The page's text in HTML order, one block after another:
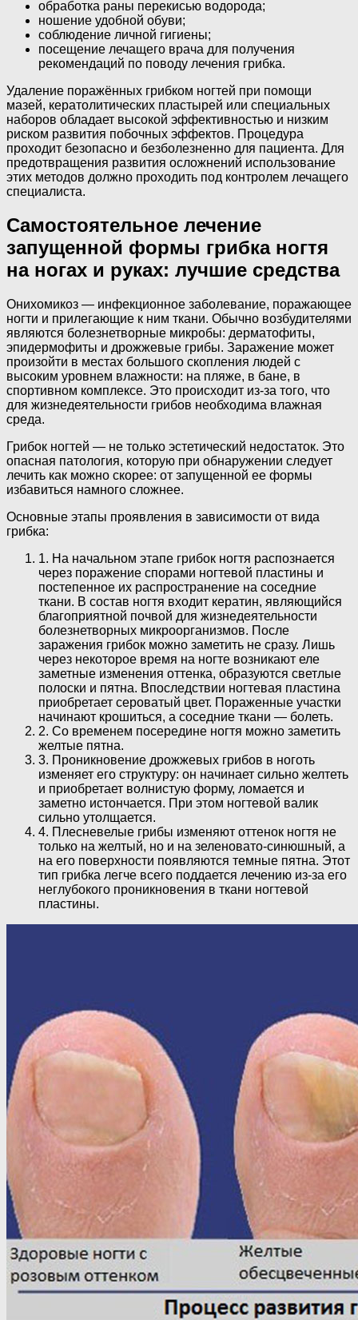
обработка раны перекисью водорода;
ношение удобной обуви;
соблюдение личной гигиены;
посещение лечащего врача для получения
рекомендаций по поводу лечения грибка.
Удаление поражённых грибком ногтей при помощи
мазей, кератолитических пластырей или специальных
наборов обладает высокой эффективностью и низким
риском развития побочных эффектов. Процедура
проходит безопасно и безболезненно для пациента. Для
предотвращения развития осложнений использование
этих методов должно проходить под контролем лечащего
специалиста.
Самостоятельное лечение
запущенной формы грибка ногтя
на ногах и руках: лучшие средства
Онихомикоз — инфекционное заболевание, поражающее
ногти и прилегающие к ним ткани. Обычно возбудителями
являются болезнетворные микробы: дерматофиты,
эпидермофиты и дрожжевые грибы. Заражение может
произойти в местах большого скопления людей с
высоким уровнем влажности: на пляже, в бане, в
спортивном комплексе. Это происходит из-за того, что
для жизнедеятельности грибов необходима влажная
среда.
Грибок ногтей — не только эстетический недостаток. Это
опасная патология, которую при обнаружении следует
лечить как можно скорее: от запущенной ее формы
избавиться намного сложнее.
Основные этапы проявления в зависимости от вида
грибка:
1. На начальном этапе грибок ногтя распознается
через поражение спорами ногтевой пластины и
постепенное их распространение на соседние
ткани. В состав ногтя входит кератин, являющийся
благоприятной почвой для жизнедеятельности
болезнетворных микроорганизмов. После
заражения грибок можно заметить не сразу. Лишь
через некоторое время на ногте возникают еле
заметные изменения оттенка, образуются светлые
полоски и пятна. Впоследствии ногтевая пластина
приобретает сероватый цвет. Пораженные участки
начинают крошиться, а соседние ткани — болеть.
2. Со временем посередине ногтя можно заметить
желтые пятна.
3. Проникновение дрожжевых грибов в ноготь
изменяет его структуру: он начинает сильно желтеть
и приобретает волнистую форму, ломается и
заметно истончается. При этом ногтевой валик
сильно утолщается.
4. Плесневелые грибы изменяют оттенок ногтя не
только на желтый, но и на зеленовато-синюшный, а
на его поверхности появляются темные пятна. Этот
тип грибка легче всего поддается лечению из-за его
неглубокого проникновения в ткани ногтевой
пластины.